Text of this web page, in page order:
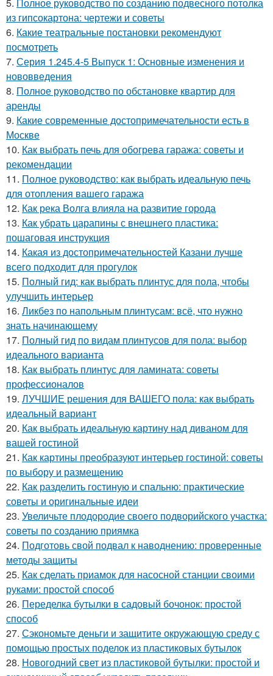
из гипсокартона: чертежи и советы
6. Какие театральные постановки рекомендуют
посмотреть
7. Серия 1.245.4-5 Выпуск 1: Основные изменения и
нововведения
8. Полное руководство по обстановке квартир для
аренды
9. Какие современные достопримечательности есть в
Москве
10. Как выбрать печь для обогрева гаража: советы и
рекомендации
11. Полное руководство: как выбрать идеальную печь
для отопления вашего гаража
12. Как река Волга влияла на развитие города
13. Как убрать царапины с внешнего пластика:
пошаговая инструкция
14. Какая из достопримечательностей Казани лучше
всего подходит для прогулок
15. Полный гид: как выбрать плинтус для пола, чтобы
улучшить интерьер
16. Ликбез по напольным плинтусам: всё, что нужно
знать начинающему
17. Полный гид по видам плинтусов для пола: выбор
идеального варианта
18. Как выбрать плинтус для ламината: советы
профессионалов
19. ЛУЧШИЕ решения для ВАШЕГО пола: как выбрать
идеальный вариант
20. Как выбрать идеальную картину над диваном для
вашей гостиной
21. Как картины преобразуют интерьер гостиной: советы
по выбору и размещению
22. Как разделить гостиную и спальню: практические
советы и оригинальные идеи
23. Увеличьте плодородие своего подворийского участка:
советы по созданию приямка
24. Подготовь свой подвал к наводнению: проверенные
методы защиты
25. Как сделать приамок для насосной станции своими
руками: простой способ
26. Переделка бутылки в садовый бочонок: простой
способ
27. Сэкономьте деньги и защитите окружающую среду с
помощью простых поделок из пластиковых бутылок
28. Новогодний свет из пластиковой бутылки: простой и